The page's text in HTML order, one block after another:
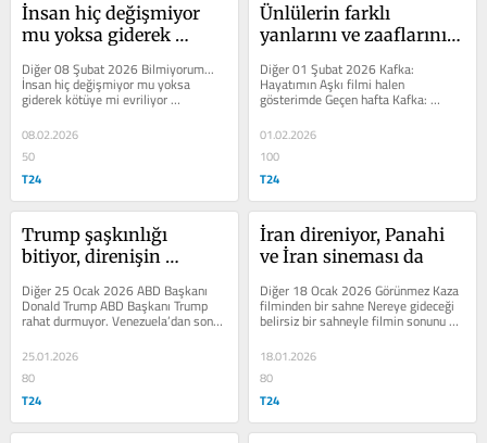
İnsan hiç değişmiyor
mu yoksa giderek
Diğer 08 Şubat 2026 Bilmiyorum...
İnsan hiç değişmiyor mu yoksa
giderek kötüye mi evriliyor
sorusunun cevabını bilmiyorum. Ya da
bu soru...
08.02.2026
50
T24
Ünlülerin farklı
yanlarını ve zaaflarını
Diğer 01 Şubat 2026 Kafka:
Hayatımın Aşkı filmi halen
gösterimde Geçen hafta Kafka:
Hayatımın Aşkı filmini izledim.
Gerçekten güzel bir...
01.02.2026
100
T24
Trump şaşkınlığı
bitiyor, direnişin
Diğer 25 Ocak 2026 ABD Başkanı
Donald Trump ABD Başkanı Trump
rahat durmuyor. Venezuela’dan sonra
Grönland’ı, İran’ı, Küba’yı,...
25.01.2026
80
T24
İran direniyor, Panahi
ve İran sineması da
Diğer 18 Ocak 2026 Görünmez Kaza
filminden bir sahne Nereye gideceği
belirsiz bir sahneyle filmin sonunu
seyircinin tahminine bırakan...
18.01.2026
80
T24